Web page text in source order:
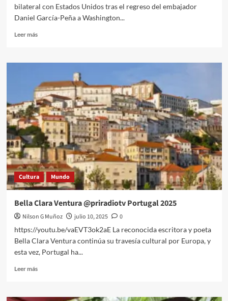
bilateral con Estados Unidos tras el regreso del embajador
Daniel García-Peña a Washington...
Leer másLeer
Daniel
Peña,
Embajador
Colombia
en
USA:Claves
2025-
Cultura Mundo
Bella Clara Ventura @priradiotv Portugal 2025
Nilson G Muñoz julio 10, 2025
0
https://youtu.be/vaEVT3ok2aE La reconocida escritora y poeta
Bella Clara Ventura continúa su travesía cultural por Europa, y
esta vez, Portugal ha...
Leer másLeer
Bella